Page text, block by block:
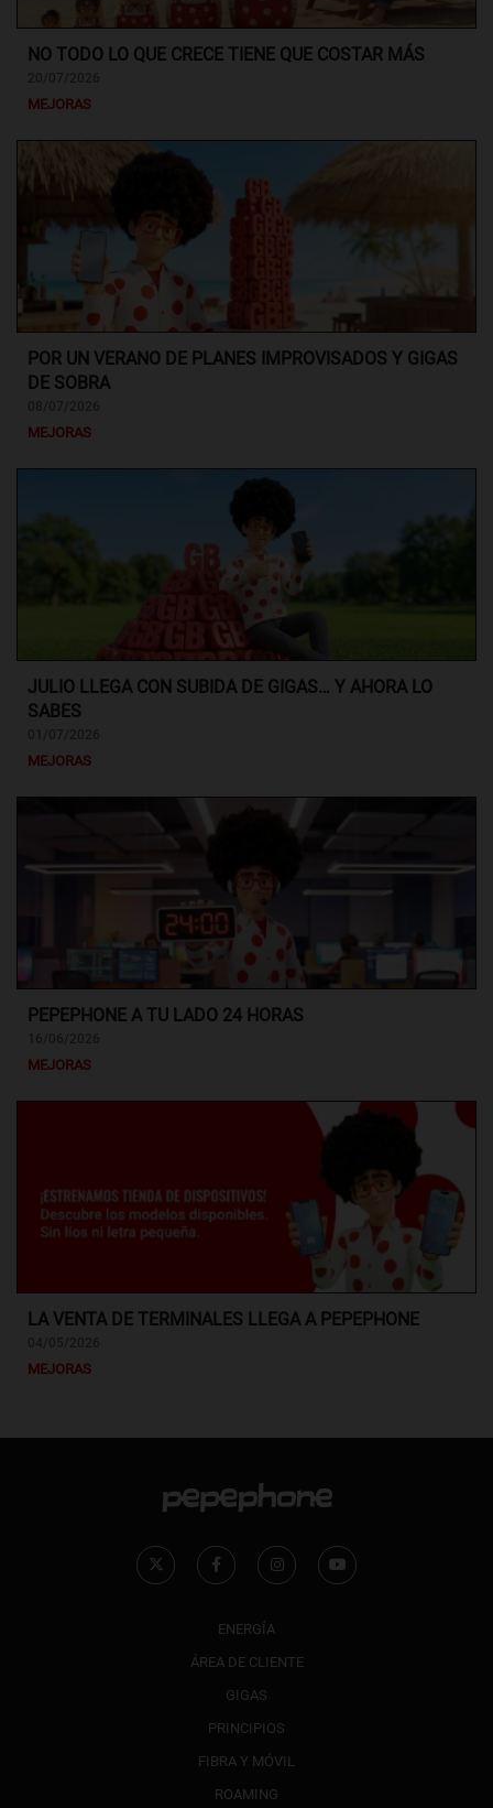
NO TODO LO QUE CRECE TIENE QUE COSTAR MÁS
MEJORAS
POR UN VERANO DE PLANES IMPROVISADOS Y GIGAS
DE SOBRA
MEJORAS
JULIO LLEGA CON SUBIDA DE GIGAS… Y AHORA LO
SABES
MEJORAS
PEPEPHONE A TU LADO 24 HORAS
MEJORAS
LA VENTA DE TERMINALES LLEGA A PEPEPHONE
MEJORAS
ENERGÍA
ÁREA DE CLIENTE
GIGAS
PRINCIPIOS
FIBRA Y MÓVIL
ROAMING